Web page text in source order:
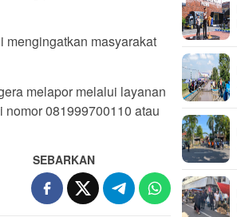
mengingatkan masyarakat
melapor melalui layanan
081999700110 atau
SEBARKAN